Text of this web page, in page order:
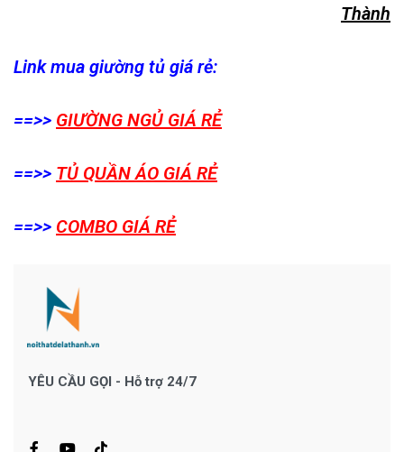
Thành
Link mua giường tủ giá rẻ:
==>> GIƯỜNG NGỦ GIÁ RẺ
==>> TỦ QUẦN ÁO GIÁ RẺ
==>> COMBO GIÁ RẺ
YÊU CẦU GỌI - Hỗ trợ 24/7